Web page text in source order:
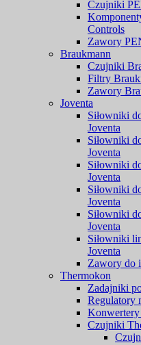
Czujniki
Controls
Zawory
Braukmann
Czujniki
Filtry
Zawory
Joventa
Siłowniki
Joventa
Siłowniki
Joventa
Siłowniki
Joventa
Siłowniki
Joventa
Siłowniki
Joventa
Siłowniki
Joventa
Zawory do
Thermokon
Zadajniki
Regulatory
Czujniki